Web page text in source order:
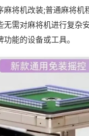
麻将机改装;普通麻将机
无需对麻将机进行复杂
能的设备或工具。